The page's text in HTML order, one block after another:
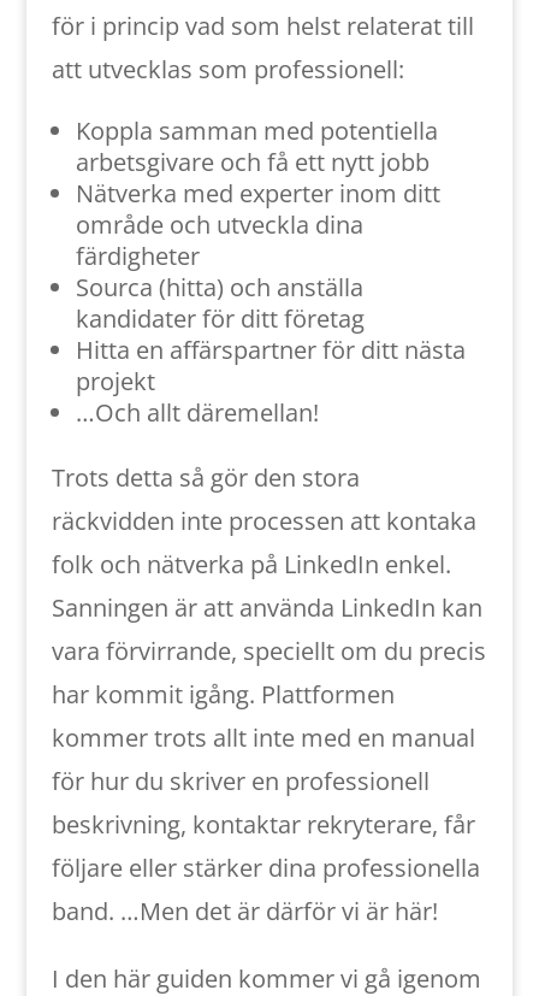
för i princip vad som helst relaterat till
att utvecklas som professionell:
Koppla samman med potentiella
arbetsgivare och få ett nytt jobb
Nätverka med experter inom ditt
område och utveckla dina
färdigheter
Sourca (hitta) och anställa
kandidater för ditt företag
Hitta en affärspartner för ditt nästa
projekt
…Och allt däremellan!
Trots detta så gör den stora
räckvidden inte processen att kontaka
folk och nätverka på LinkedIn enkel.
Sanningen är att använda LinkedIn kan
vara förvirrande, speciellt om du precis
har kommit igång. Plattformen
kommer trots allt inte med en manual
för hur du skriver en professionell
beskrivning, kontaktar rekryterare, får
följare eller stärker dina professionella
band. …Men det är därför vi är här!
I den här guiden kommer vi gå igenom